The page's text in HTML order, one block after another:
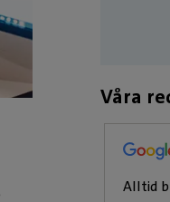
Våra
Alltid